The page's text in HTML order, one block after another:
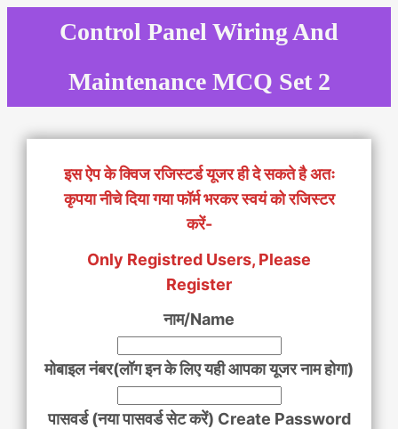
Control Panel Wiring And
Maintenance MCQ Set 2
इस ऐप के क्विज रजिस्टर्ड यूजर ही दे सकते है अतः
कृपया नीचे दिया गया फॉर्म भरकर स्वयं को रजिस्टर
करें-
Only Registred Users, Please
Register
नाम/Name
मोबाइल नंबर(लॉग इन के लिए यही आपका यूजर नाम होगा)
पासवर्ड (नया पासवर्ड सेट करें) Create Password